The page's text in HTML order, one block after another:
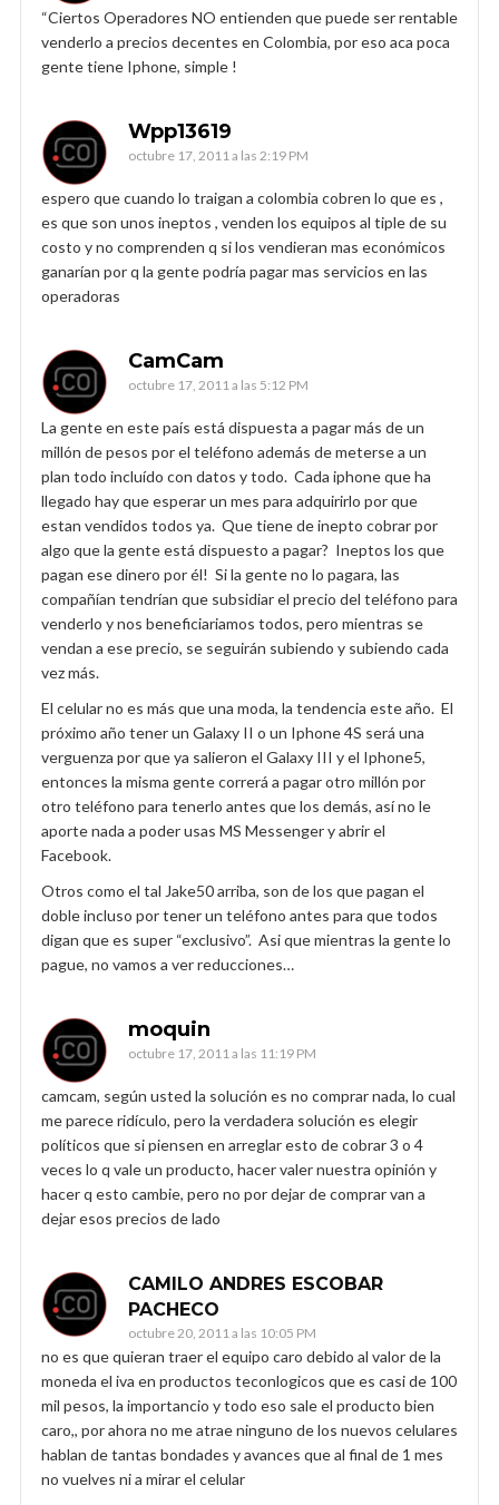
“Ciertos Operadores NO entienden que puede ser rentable
venderlo a precios decentes en Colombia, por eso aca poca
gente tiene Iphone, simple !
Wpp13619
octubre 17, 2011 a las 2:19 PM
espero que cuando lo traigan a colombia cobren lo que es ,
es que son unos ineptos , venden los equipos al tiple de su
costo y no comprenden q si los vendieran mas económicos
ganarían por q la gente podría pagar mas servicios en las
operadoras
CamCam
octubre 17, 2011 a las 5:12 PM
La gente en este país está dispuesta a pagar más de un
millón de pesos por el teléfono además de meterse a un
plan todo incluído con datos y todo. Cada iphone que ha
llegado hay que esperar un mes para adquirirlo por que
estan vendidos todos ya. Que tiene de inepto cobrar por
algo que la gente está dispuesto a pagar? Ineptos los que
pagan ese dinero por él! Si la gente no lo pagara, las
compañían tendrían que subsidiar el precio del teléfono para
venderlo y nos beneficiariamos todos, pero mientras se
vendan a ese precio, se seguirán subiendo y subiendo cada
vez más.
El celular no es más que una moda, la tendencia este año. El
próximo año tener un Galaxy II o un Iphone 4S será una
verguenza por que ya salieron el Galaxy III y el Iphone5,
entonces la misma gente correrá a pagar otro millón por
otro teléfono para tenerlo antes que los demás, así no le
aporte nada a poder usas MS Messenger y abrir el
Facebook.
Otros como el tal Jake50 arriba, son de los que pagan el
doble incluso por tener un teléfono antes para que todos
digan que es super “exclusivo”. Asi que mientras la gente lo
pague, no vamos a ver reducciones…
moquin
octubre 17, 2011 a las 11:19 PM
camcam, según usted la solución es no comprar nada, lo cual
me parece ridículo, pero la verdadera solución es elegir
políticos que si piensen en arreglar esto de cobrar 3 o 4
veces lo q vale un producto, hacer valer nuestra opinión y
hacer q esto cambie, pero no por dejar de comprar van a
dejar esos precios de lado
CAMILO ANDRES ESCOBAR
PACHECO
octubre 20, 2011 a las 10:05 PM
no es que quieran traer el equipo caro debido al valor de la
moneda el iva en productos teconlogicos que es casi de 100
mil pesos, la importancio y todo eso sale el producto bien
caro,, por ahora no me atrae ninguno de los nuevos celulares
hablan de tantas bondades y avances que al final de 1 mes
no vuelves ni a mirar el celular